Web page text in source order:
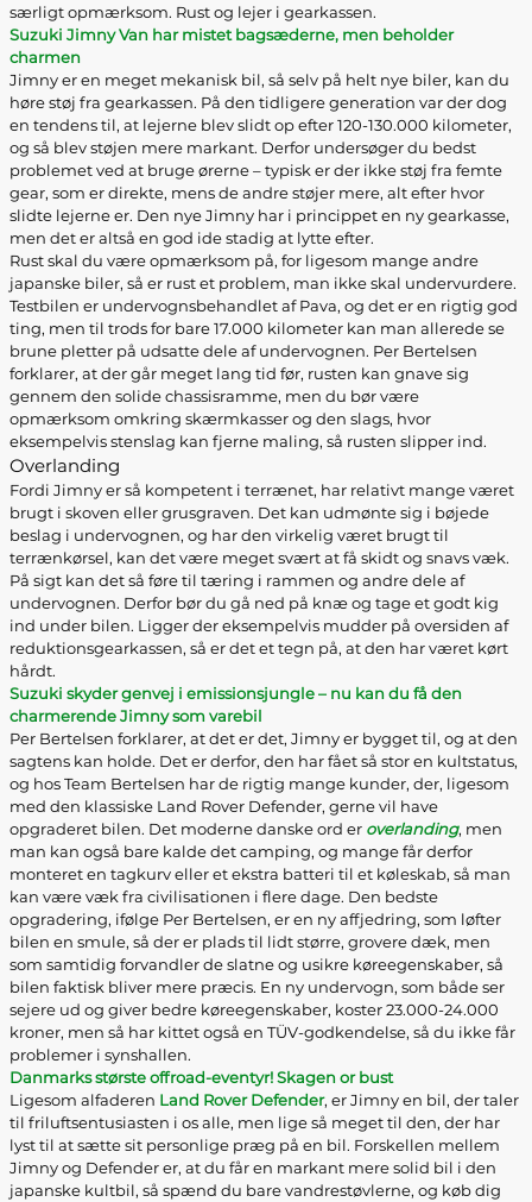
særligt opmærksom. Rust og lejer i gearkassen.
Suzuki Jimny Van har mistet bagsæderne, men beholder
charmen
Jimny er en meget mekanisk bil, så selv på helt nye biler, kan du
høre støj fra gearkassen. På den tidligere generation var der dog
en tendens til, at lejerne blev slidt op efter 120-130.000 kilometer,
og så blev støjen mere markant. Derfor undersøger du bedst
problemet ved at bruge ørerne – typisk er der ikke støj fra femte
gear, som er direkte, mens de andre støjer mere, alt efter hvor
slidte lejerne er. Den nye Jimny har i princippet en ny gearkasse,
men det er altså en god ide stadig at lytte efter.
Rust skal du være opmærksom på, for ligesom mange andre
japanske biler, så er rust et problem, man ikke skal undervurdere.
Testbilen er undervognsbehandlet af Pava, og det er en rigtig god
ting, men til trods for bare 17.000 kilometer kan man allerede se
brune pletter på udsatte dele af undervognen. Per Bertelsen
forklarer, at der går meget lang tid før, rusten kan gnave sig
gennem den solide chassisramme, men du bør være
opmærksom omkring skærmkasser og den slags, hvor
eksempelvis stenslag kan fjerne maling, så rusten slipper ind.
Overlanding
Fordi Jimny er så kompetent i terrænet, har relativt mange været
brugt i skoven eller grusgraven. Det kan udmønte sig i bøjede
beslag i undervognen, og har den virkelig været brugt til
terrænkørsel, kan det være meget svært at få skidt og snavs væk.
På sigt kan det så føre til tæring i rammen og andre dele af
undervognen. Derfor bør du gå ned på knæ og tage et godt kig
ind under bilen. Ligger der eksempelvis mudder på oversiden af
reduktionsgearkassen, så er det et tegn på, at den har været kørt
hårdt.
Suzuki skyder genvej i emissionsjungle – nu kan du få den
charmerende Jimny som varebil
Per Bertelsen forklarer, at det er det, Jimny er bygget til, og at den
sagtens kan holde. Det er derfor, den har fået så stor en kultstatus,
og hos Team Bertelsen har de rigtig mange kunder, der, ligesom
med den klassiske Land Rover Defender, gerne vil have
opgraderet bilen. Det moderne danske ord er overlanding, men
man kan også bare kalde det camping, og mange får derfor
monteret en tagkurv eller et ekstra batteri til et køleskab, så man
kan være væk fra civilisationen i flere dage. Den bedste
opgradering, ifølge Per Bertelsen, er en ny affjedring, som løfter
bilen en smule, så der er plads til lidt større, grovere dæk, men
som samtidig forvandler de slatne og usikre køreegenskaber, så
bilen faktisk bliver mere præcis. En ny undervogn, som både ser
sejere ud og giver bedre køreegenskaber, koster 23.000-24.000
kroner, men så har kittet også en TÜV-godkendelse, så du ikke får
problemer i synshallen.
Danmarks største offroad-eventyr! Skagen or bust
Ligesom alfaderen Land Rover Defender, er Jimny en bil, der taler
til friluftsentusiasten i os alle, men lige så meget til den, der har
lyst til at sætte sit personlige præg på en bil. Forskellen mellem
Jimny og Defender er, at du får en markant mere solid bil i den
japanske kultbil, så spænd du bare vandrestøvlerne, og køb dig